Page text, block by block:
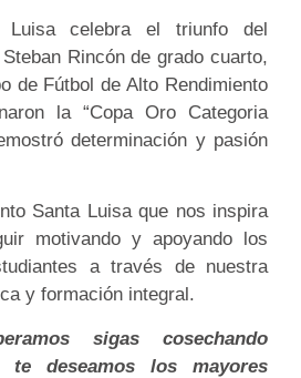
Luisa celebra el triunfo del
Rincón de grado cuarto,
de Fútbol de Alto Rendimiento
la “Copa Oro Categoria
determinación y pasión
Santa Luisa que nos inspira
motivando y apoyando los
a través de nuestra
y formación integral.
sigas cosechando
te deseamos los mayores